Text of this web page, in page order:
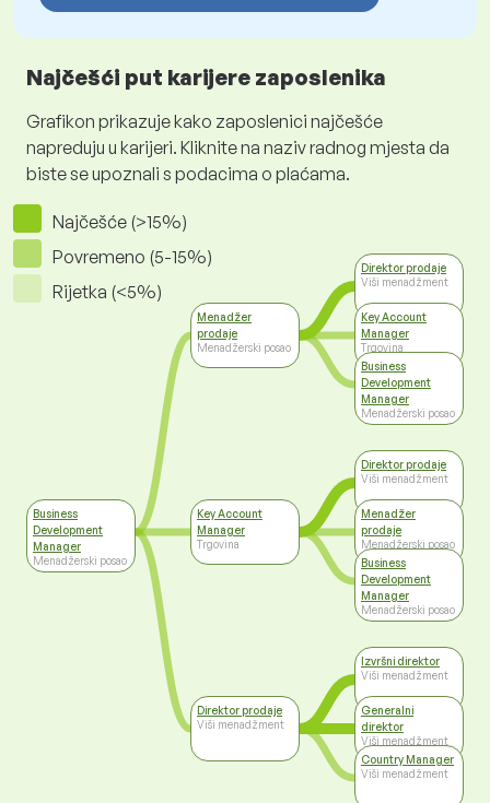
Najčešći put karijere zaposlenika
Grafikon prikazuje kako zaposlenici najčešće
napreduju u karijeri. Kliknite na naziv radnog mjesta da
biste se upoznali s podacima o plaćama.
Najčešće (>15%)
Povremeno (5-15%)
Rijetka (<5%)
Business
Development
Manager
Menadžerski posao
Menadžer
prodaje
Menadžerski posao
Key Account
Manager
Trgovina
Direktor prodaje
Viši menadžment
Direktor prodaje
Viši menadžment
Key Account
Manager
Trgovina
Business
Development
Manager
Menadžerski posao
Direktor prodaje
Viši menadžment
Menadžer
prodaje
Menadžerski posao
Business
Development
Manager
Menadžerski posao
Izvršni direktor
Viši menadžment
Generalni
direktor
Viši menadžment
Country Manager
Viši menadžment